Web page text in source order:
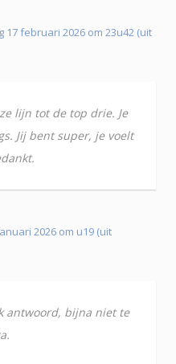
17 februari 2026 om 23u42 (uit
lijn tot de top drie. Je
Jij bent super, je voelt
2026 om u19 (uit
antwoord, bijna niet te